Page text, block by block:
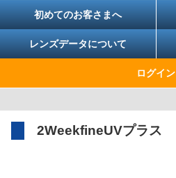
初めてのお客さまへ
レンズデータについて
ログイン
2WeekfineUVプラス